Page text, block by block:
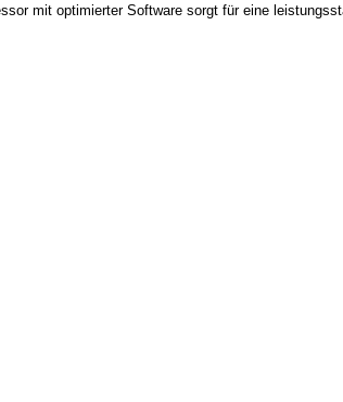
mit optimierter Software sorgt für eine